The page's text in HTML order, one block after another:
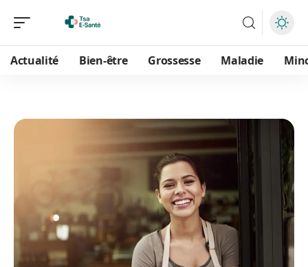
Actualité Bien-être Grossesse Maladie